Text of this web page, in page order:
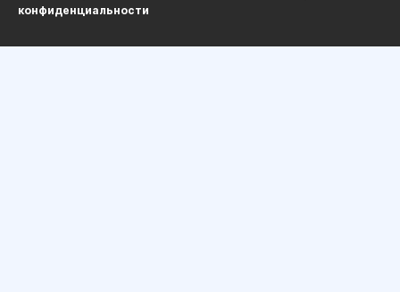
конфиденциальности